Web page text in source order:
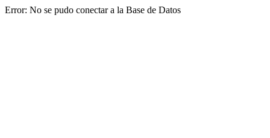
Error: No se pudo conectar a la Base de Datos